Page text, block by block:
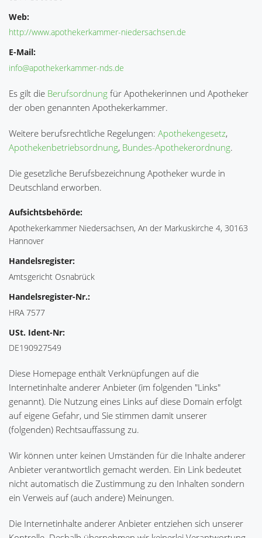
Web:
http://www.apothekerkammer-niedersachsen.de
E-Mail:
info@apothekerkammer-nds.de
Es gilt die Berufsordnung für Apothekerinnen und Apotheker
der oben genannten Apothekerkammer.
Weitere berufsrechtliche Regelungen: Apothekengesetz,
Apothekenbetriebsordnung, Bundes-Apothekerordnung.
Die gesetzliche Berufsbezeichnung Apotheker wurde in
Deutschland erworben.
Aufsichtsbehörde:
Apothekerkammer Niedersachsen, An der Markuskirche 4, 30163
Hannover
Handelsregister:
Amtsgericht Osnabrück
Handelsregister-Nr.:
HRA 7577
USt. Ident-Nr:
DE190927549
Diese Homepage enthält Verknüpfungen auf die
Internetinhalte anderer Anbieter (im folgenden "Links"
genannt). Die Nutzung eines Links auf diese Domain erfolgt
auf eigene Gefahr, und Sie stimmen damit unserer
(folgenden) Rechtsauffassung zu.
Wir können unter keinen Umständen für die Inhalte anderer
Anbieter verantwortlich gemacht werden. Ein Link bedeutet
nicht automatisch die Zustimmung zu den Inhalten sondern
ein Verweis auf (auch andere) Meinungen.
Die Internetinhalte anderer Anbieter entziehen sich unserer